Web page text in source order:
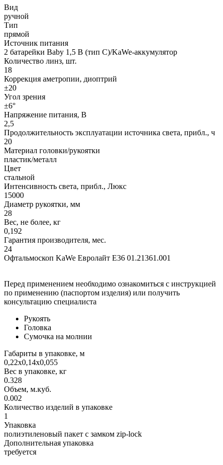
Вид
ручной
Тип
прямой
Источник питания
2 батарейки Baby 1,5 В (тип C)/KaWe-аккумулятор
Количество линз, шт.
18
Коррекция аметропии, диоптрий
±20
Угол зрения
±6°
Напряжение питания, В
2,5
Продолжительность эксплуатации источника света, прибл., ч
20
Материал головки/рукоятки
пластик/металл
Цвет
стальной
Интенсивность света, прибл., Люкс
15000
Диаметр рукоятки, мм
28
Вес, не более, кг
0,192
Гарантия производителя, мес.
24
Офтальмоскоп KaWe Евролайт E36 01.21361.001
Перед применением необходимо ознакомиться с инструкцией
по применению (паспортом изделия) или получить
консультацию специалиста
Рукоять
Головка
Сумочка на молнии
Габариты в упаковке, м
0,22х0,14х0,055
Вес в упаковке, кг
0.328
Объем, м.куб.
0.002
Количество изделий в упаковке
1
Упаковка
полиэтиленовый пакет с замком zip-lock
Дополнительная упаковка
требуется